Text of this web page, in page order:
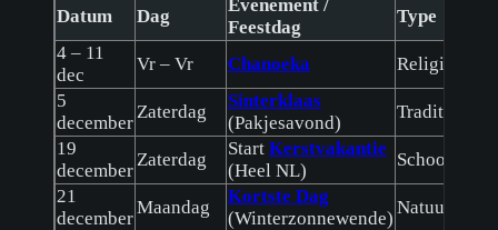
Datum Dag
Evenement /
Feestdag
Type
4 – 11
dec
Vr – Vr Chanoeka
Religie
5
december
Zaterdag
Sinterklaas
(Pakjesavond)
Traditie
19
december
Zaterdag
Start Kerstvakantie
(Heel NL)
21
december
Maandag
Kortste Dag
(Winterzonnewende)
Natuur